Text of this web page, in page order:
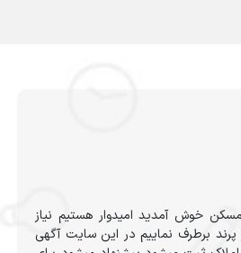
خوش آمدید امیدوار هستیم نیاز
برطرف نماییم در این سایت آگهی